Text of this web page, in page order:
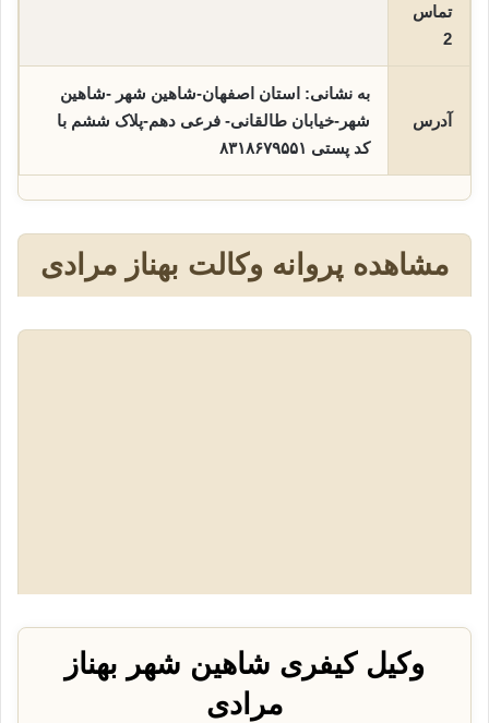
تماس
2
آدرس
به نشانی: استان اصفهان-شاهین شهر -شاهین
شهر-خیابان طالقانی- فرعی دهم-پلاک ششم با
کد پستی ۸۳۱۸۶۷۹۵۵۱
مشاهده پروانه وکالت بهناز مرادی
وکیل کیفری شاهین شهر بهناز
مرادی